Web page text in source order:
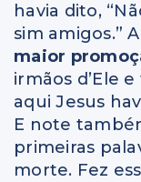
havia dito,
sim amigos.”
maior
irmãos d’Ele
aqui Jesus
E note
primeiras
morte. Fez